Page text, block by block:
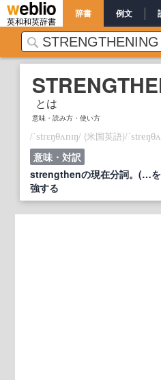
英和和英辞書
辞書 例文
とは
意味・読み方・使い方
/ˈstrɛŋθʌnɪŋ/ (米国英語)/
意味・対訳
strengthenの現在分詞。(…
強する